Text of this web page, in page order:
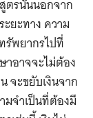
ตรนั้นนอกจาก
ยะทาง ความ
รัพยากรไปที่
าอาจจะไม่ต้อง
จะขยับเงินจาก
มจำเป็นที่ต้องมี